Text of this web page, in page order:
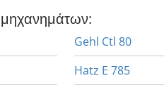
μηχανημάτων:
Gehl Ctl 80
Hatz E 785